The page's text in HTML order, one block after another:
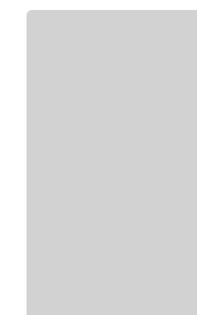
JAKARTA